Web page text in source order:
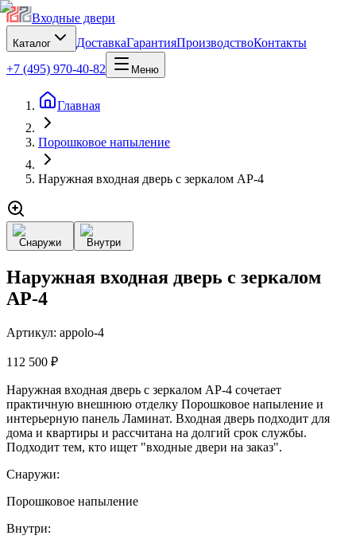
Входные двери
Каталог ДоставкаГарантияПроизводствоКонтакты
+7 (495) 970-40-82
Меню
Главная
Порошковое напыление
Наружная входная дверь с зеркалом AP-4
Снаружи Внутри
Наружная входная дверь с зеркалом
AP-4
Артикул: appolo-4
112 500 ₽
Наружная входная дверь с зеркалом AP-4 сочетает
практичную внешнюю отделку Порошковое напыление и
интерьерную панель Ламинат. Входная дверь подходит для
дома и квартиры и рассчитана на долгий срок службы.
Подходит тем, кто ищет "входные двери на заказ".
Снаружи:
Порошковое напыление
Внутри: